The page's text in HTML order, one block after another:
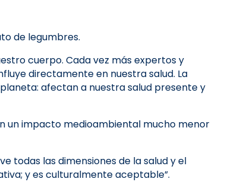
de legumbres.
cuerpo. Cada vez más expertos y
directamente en nuestra salud. La
afectan a nuestra salud presente y
un impacto medioambiental mucho menor
todas las dimensiones de la salud y el
y es culturalmente aceptable”.